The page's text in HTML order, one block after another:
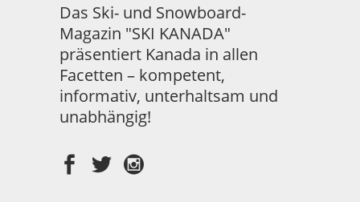
Das Ski- und Snowboard-
Magazin "SKI KANADA"
präsentiert Kanada in allen
Facetten – kompetent,
informativ, unterhaltsam und
unabhängig!